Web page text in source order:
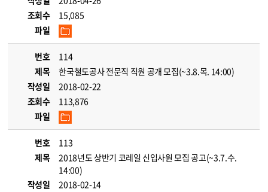
조회수
15,085
파일
번호
114
제목
한국철도공사 전문직 직원 공개 모집(~3.8.목. 14:00)
작성일
2018-02-22
조회수
113,876
파일
번호
113
제목
2018년도 상반기 코레일 신입사원 모집 공고(~3.7.수.
14:00)
작성일
2018-02-14